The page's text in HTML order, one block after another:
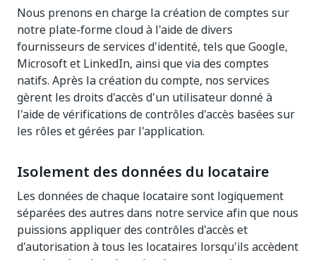
Nous prenons en charge la création de comptes sur
notre plate-forme cloud à l'aide de divers
fournisseurs de services d'identité, tels que Google,
Microsoft et LinkedIn, ainsi que via des comptes
natifs. Après la création du compte, nos services
gèrent les droits d'accès d'un utilisateur donné à
l'aide de vérifications de contrôles d'accès basées sur
les rôles et gérées par l'application.
Isolement des données du locataire
Les données de chaque locataire sont logiquement
séparées des autres dans notre service afin que nous
puissions appliquer des contrôles d'accès et
d'autorisation à tous les locataires lorsqu'ils accèdent